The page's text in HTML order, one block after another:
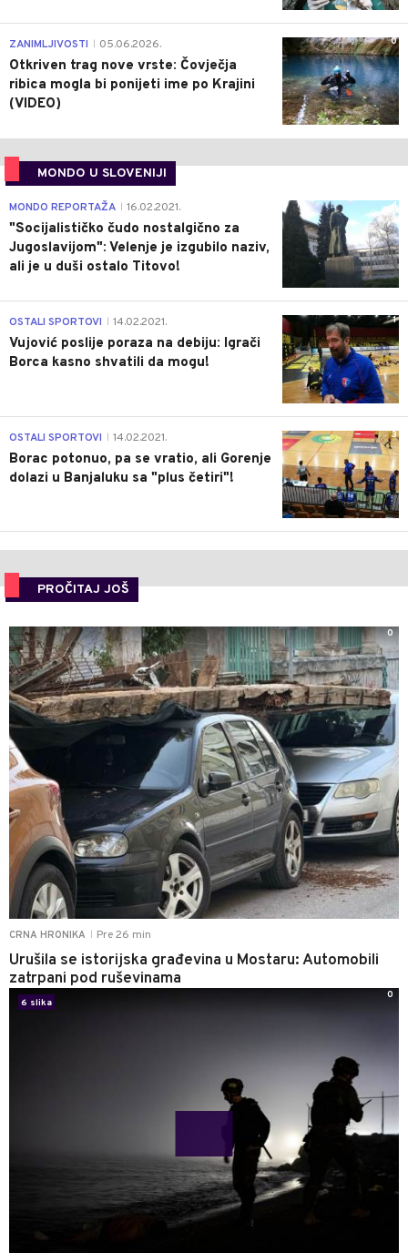
0
ZANIMLJIVOSTI 05.06.2026.
Otkriven trag nove vrste: Čovječja
ribica mogla bi ponijeti ime po Krajini
(VIDEO)
MONDO U SLOVENIJI
4
MONDO REPORTAŽA 16.02.2021.
"Socijalističko čudo nostalgično za
Jugoslavijom": Velenje je izgubilo naziv,
ali je u duši ostalo Titovo!
1
OSTALI SPORTOVI 14.02.2021.
Vujović poslije poraza na debiju: Igrači
Borca kasno shvatili da mogu!
3
OSTALI SPORTOVI 14.02.2021.
Borac potonuo, pa se vratio, ali Gorenje
dolazi u Banjaluku sa "plus četiri"!
PROČITAJ JOŠ
CRNA HRONIKA Pre 26 min
Urušila se istorijska građevina u Mostaru: Automobili
zatrpani pod ruševinama
0
6 slika
0